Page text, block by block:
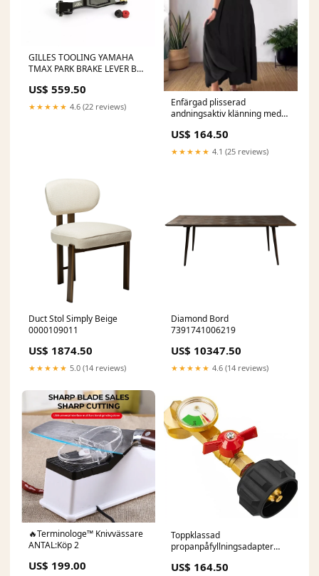
GILLES TOOLING YAMAHA
TMAX PARK BRAKE LEVER B
50-1999-esi8915295
US$ 559.50
★★★★★ 4.6 (22 reviews)
Enfärgad plisserad
andningsaktiv klänning med
US$ 164.50
★★★★★ 4.1 (25 reviews)
Duct Stol Simply Beige
0000109011
US$ 1874.50
★★★★★ 5.0 (14 reviews)
Diamond Bord
7391741006219
US$ 10347.50
★★★★★ 4.6 (14 reviews)
🔥Terminologe™ Knivvässare
ANTAL:Köp 2
US$ 199.00
Toppklassad
propanpåfyllningsadapter
spara mer!:Köp 2 Få 10 %
US$ 164.50